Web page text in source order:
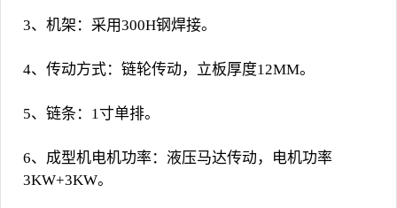
3、机架：采用300H钢焊接。
4、传动方式：链轮传动，立板厚度12MM。
5、链条：1寸单排。
6、成型机电机功率：液压马达传动，电机功率
3KW+3KW。